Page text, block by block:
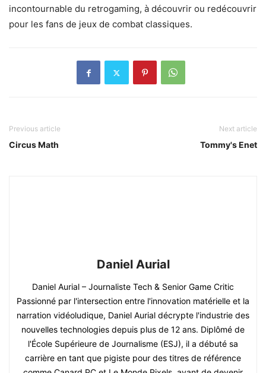
incontournable du retrogaming, à découvrir ou redécouvrir
pour les fans de jeux de combat classiques.
Previous article
Circus Math
Next article
Tommy's Enet
Daniel Aurial
Daniel Aurial – Journaliste Tech & Senior Game Critic
Passionné par l'intersection entre l'innovation matérielle et la
narration vidéoludique, Daniel Aurial décrypte l'industrie des
nouvelles technologies depuis plus de 12 ans. Diplômé de
l'École Supérieure de Journalisme (ESJ), il a débuté sa
carrière en tant que pigiste pour des titres de référence